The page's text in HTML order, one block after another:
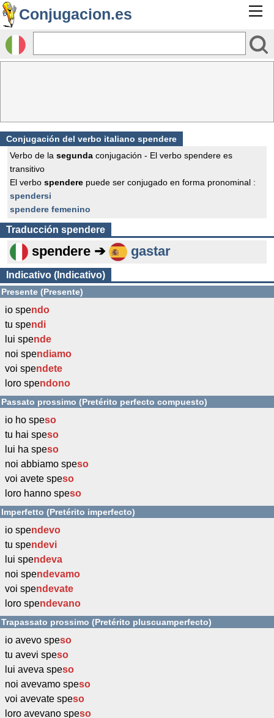
Conjugacion.es
Conjugación del verbo italiano spendere
Verbo de la segunda conjugación - El verbo spendere es
transitivo
El verbo spendere puede ser conjugado en forma pronominal :
spendersi
spendere femenino
Traducción spendere
spendere ➔ gastar
Indicativo (Indicativo)
Presente (Presente)
io spendo
tu spendi
lui spende
noi spendiamo
voi spendete
loro spendono
Passato prossimo (Pretérito perfecto compuesto)
io ho speso
tu hai speso
lui ha speso
noi abbiamo speso
voi avete speso
loro hanno speso
Imperfetto (Pretérito imperfecto)
io spendevo
tu spendevi
lui spendeva
noi spendevamo
voi spendevate
loro spendevano
Trapassato prossimo (Pretérito pluscuamperfecto)
io avevo speso
tu avevi speso
lui aveva speso
noi avevamo speso
voi avevate speso
loro avevano speso